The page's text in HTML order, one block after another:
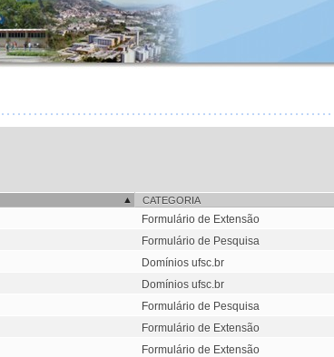
CATEGORIA
Formulário de Extensão
Formulário de Pesquisa
Domínios ufsc.br
Domínios ufsc.br
Formulário de Pesquisa
Formulário de Extensão
Formulário de Extensão